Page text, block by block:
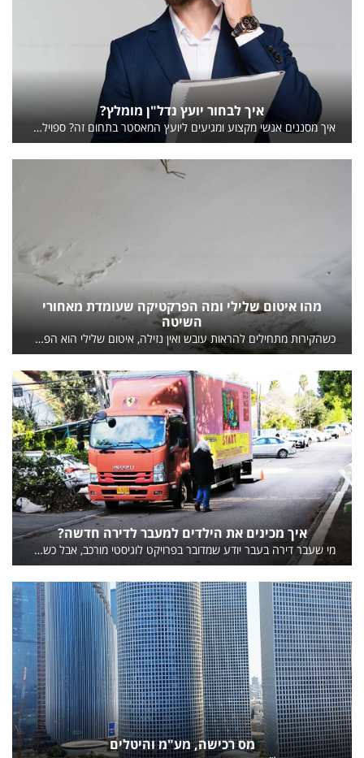
איך לבחור יועץ נדל"ן מומלץ?
איך מסננים אנשי מקצוע ומגיעים ליועץ המאסטר בתחום זה? ספוילר מאיתנו, הכל מתחיל בשיחת טלפון אחת. המשיכו לקרוא על חמשת השאלות שכדאי לשאול בשיחת הטלפון הראשונה עם יועץ נדל"ן מומלץ.
מהו איטום שלילי ומה הפרקטיקה שעומדת מאחורי
השיטה
כשהקירות מתחילים להראות עובש ואין נזילה, איטום שלילי הוא הפתרון שכדאי להכיר מבלי שתצטרכו לחפור מסביב ליסודות.
איך מכינים את הילדים למעבר לדירה חדשה?
מי שעבר דירה בעבר יודע שמדובר בפרויקט לוגיסטי מורכב, אבל כשמעורבים בעניין גם ילדים, המורכבות גדולה יותר. כבר לא מדובר רק באריזות, המון ארגזים ותיאומים, מדובר גם בהסתגלות למצב החדש.
מס רכישה, מע"מ והיטלים